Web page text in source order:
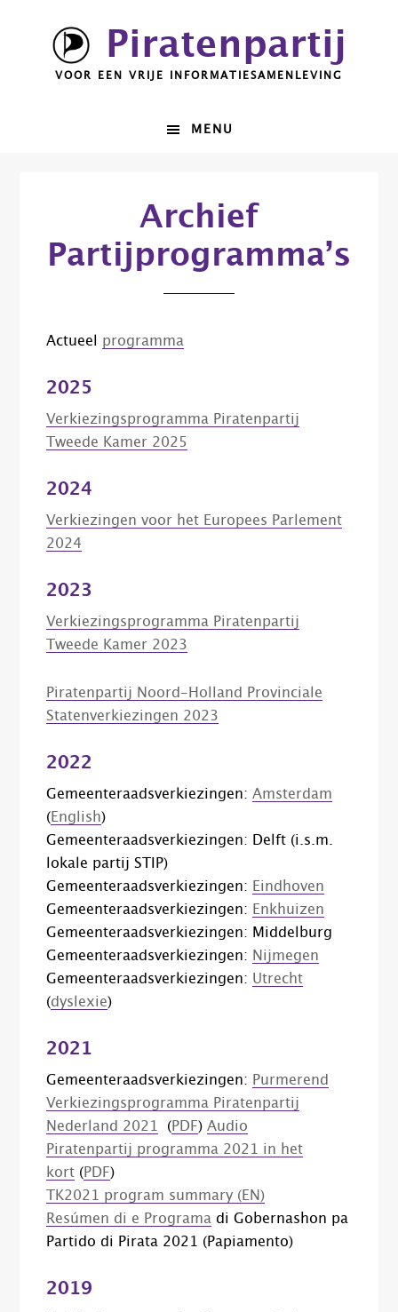
hoofdnavigatie
Piratenpartij
VOOR EEN VRIJE INFORMATIESAMENLEVING
MENU
Archief
Partijprogramma’s
Actueel programma
2025
Verkiezingsprogramma Piratenpartij
Tweede Kamer 2025
2024
Verkiezingen voor het Europees Parlement
2024
2023
Verkiezingsprogramma Piratenpartij
Tweede Kamer 2023
Piratenpartij Noord-Holland Provinciale
Statenverkiezingen 2023
2022
Gemeenteraadsverkiezingen:Amsterdam
(English)
Gemeenteraadsverkiezingen: Delft (i.s.m.
lokale partij STIP)
Gemeenteraadsverkiezingen: Eindhoven
Gemeenteraadsverkiezingen: Enkhuizen
Gemeenteraadsverkiezingen: Middelburg
Gemeenteraadsverkiezingen: Nijmegen
Gemeenteraadsverkiezingen: Utrecht
(dyslexie)
2021
Gemeenteraadsverkiezingen: Purmerend
Verkiezingsprogramma Piratenpartij
Nederland 2021 (PDF)Audio
Piratenpartij programma 2021 in het
kort (PDF)
TK2021 program summary (EN)
Resúmen di e Programa di Gobernashon pa
Partido di Pirata 2021 (Papiamento)
2019